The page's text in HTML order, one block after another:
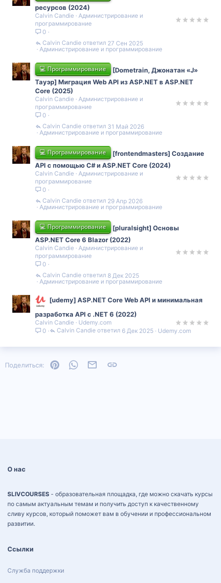
ресурсов (2024)
Calvin Candie
Администрирование и
программирование
0
Администрирование и программирование
27 Сен 2025
Calvin Candie
💻 Программирование
[Dometrain, Джонатан «J»
Тауэр] Миграция Web API из ASP.NET в ASP.NET
Core (2025)
Calvin Candie
Администрирование и
программирование
0
Администрирование и программирование
31 Май 2026
Calvin Candie
💻 Программирование
[frontendmasters] Создание
API с помощью C# и ASP.NET Core (2024)
Calvin Candie
Администрирование и
программирование
0
Администрирование и программирование
29 Апр 2026
Calvin Candie
💻 Программирование
[pluralsight] Основы
ASP.NET Core 6 Blazor (2022)
Calvin Candie
Администрирование и
программирование
0
Администрирование и программирование
8 Дек 2025
Calvin Candie
[udemy] ASP.NET Core Web API и минимальная
разработка API с .NET 6 (2022)
Calvin Candie
Udemy.com
0
Udemy.com
6 Дек 2025
Calvin Candie
Поделиться: PinterestWhatsAppЭлектронная почта
О нас
SLIVCOURSES - образовательная площадка, где можно скачать курсы
по самым актуальным темам и получить доступ к качественному
сливу курсов, который поможет вам в обучении и профессиональном
развитии.
Ссылки
Служба поддержки